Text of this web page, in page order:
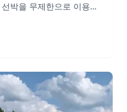
박을 무제한으로 이용할
았다! 해산물도 맛있었
행은 매우 만족스러웠다.